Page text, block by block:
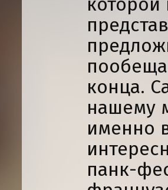
конца.
нашему
именно
панк-